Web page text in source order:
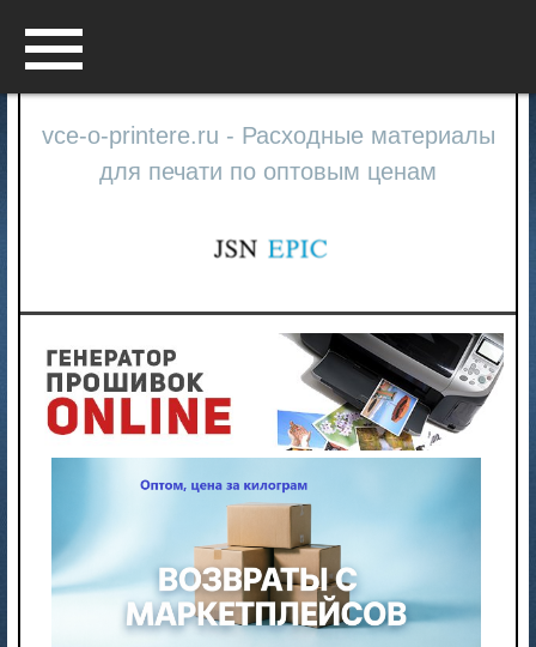
vce-o-printere.ru - Расходные материалы
для печати по оптовым ценам